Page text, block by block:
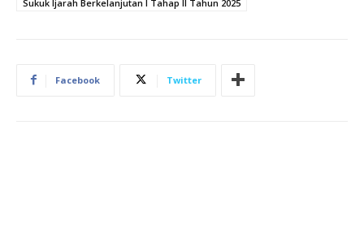
Sukuk Ijarah Berkelanjutan I Tahap II Tahun 2025
Facebook Twitter